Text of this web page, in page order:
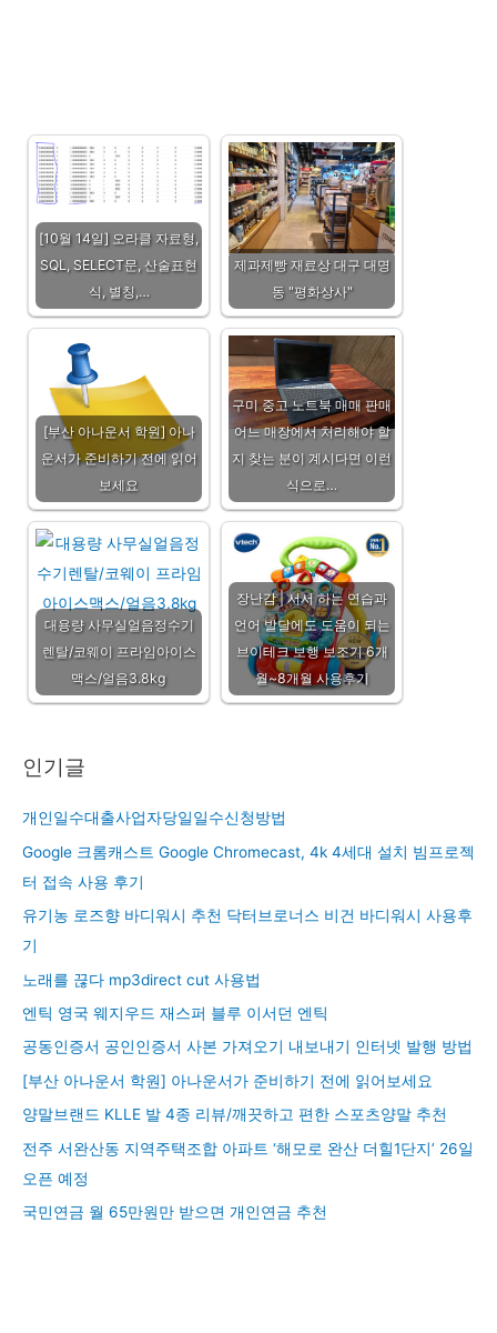
[10월 14일] 오라클 자료형,
SQL, SELECT문, 산술표현
식, 별칭,…
제과제빵 재료상 대구 대명
동 "평화상사"
[부산 아나운서 학원] 아나
운서가 준비하기 전에 읽어
보세요
구미 중고 노트북 매매 판매
어느 매장에서 처리해야 할
지 찾는 분이 계시다면 이런
식으로…
대용량 사무실얼음정수기
렌탈/코웨이 프라임아이스
맥스/얼음3.8kg
장난감 | 서서 하는 연습과
언어 발달에도 도움이 되는
브이테크 보행 보조기 6개
월~8개월 사용후기
인기글
개인일수대출사업자당일일수신청방법
Google 크롬캐스트 Google Chromecast, 4k 4세대 설치 빔프로젝
터 접속 사용 후기
유기농 로즈향 바디워시 추천 닥터브로너스 비건 바디워시 사용후
기
노래를 끊다 mp3direct cut 사용법
엔틱 영국 웨지우드 재스퍼 블루 이서던 엔틱
공동인증서 공인인증서 사본 가져오기 내보내기 인터넷 발행 방법
[부산 아나운서 학원] 아나운서가 준비하기 전에 읽어보세요
양말브랜드 KLLE 발 4종 리뷰/깨끗하고 편한 스포츠양말 추천
전주 서완산동 지역주택조합 아파트 ‘해모로 완산 더힐1단지’ 26일
오픈 예정
국민연금 월 65만원만 받으면 개인연금 추천